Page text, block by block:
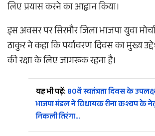
लिए प्रयास करने का आह्वान किया।
इस अवसर पर सिरमौर जिला भाजपा युवा
ठाकुर ने कहा कि पर्यावरण दिवस का मुख्य
की रक्षा के लिए जागरूक रहना है।
यह भी पढ़ें: 80वें स्वतंत्रता दिवस के
भाजपा मंडल ने विधायक रीना कश्यप के
निकली तिरंगा…